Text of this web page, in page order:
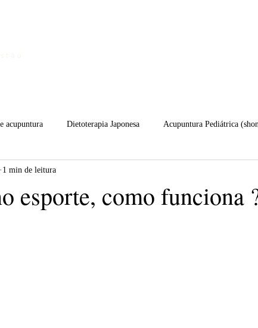
acupuntura Dietoterapia Japonesa Acupuntura Pediátrica
Moxabustão
esporte, como funciona
1 min de leitura